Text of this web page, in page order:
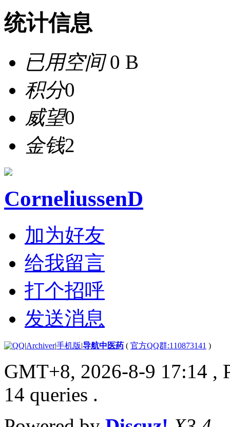
统计信息
已用空间0 B
积分0
威望0
金钱2
CorneliussenD
加为好友
给我留言
打个招呼
发送消息
|Archiver|手机版|导航中医药 ( 官方QQ群:110873141 )
GMT+8, 2026-8-9 17:14 ,
14 queries .